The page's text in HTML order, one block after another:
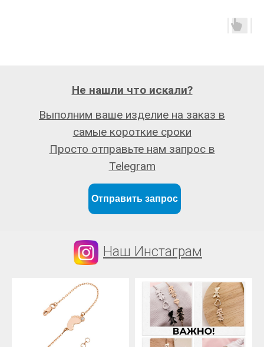
Отправить запрос
Выполним ваше изделие на заказ в
самые короткие сроки
Просто отправьте нам запрос в
Telegram
Не нашли что искали?
Наш Инстаграм